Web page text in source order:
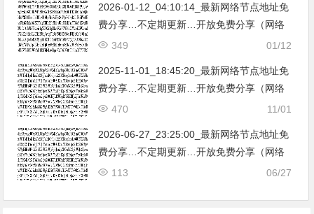
2026-01-12_04:10:14_最新网络节点地址免
费分享…不定期更新…开放免费分享（网络
免费节点香港|日本|韩国|新加坡|台湾|马来西
01/12
349
2025-11-01_18:45:20_最新网络节点地址免
费分享…不定期更新…开放免费分享（网络
免费节点香港|日本|韩国|新加坡|台湾|马来西
11/01
470
2026-06-27_23:25:00_最新网络节点地址免
费分享…不定期更新…开放免费分享（网络
免费节点香港|日本|韩国|新加坡|台湾|马来西
06/27
113